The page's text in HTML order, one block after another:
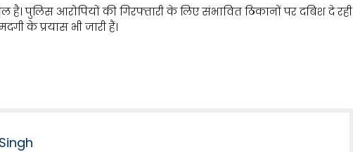
पुलिस आरोपियों की गिरफ्तारी के लिए संभावित ठिकानों पर दबिश दे रही
के प्रयास भी जारी हैं।